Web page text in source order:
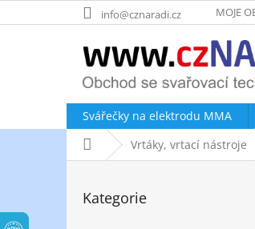
na
info@cznaradi.cz MOJE
Svářečky na elektrodu MMA
Domů Vrtáky, vrtací nástroje
kategorie
Kategorie